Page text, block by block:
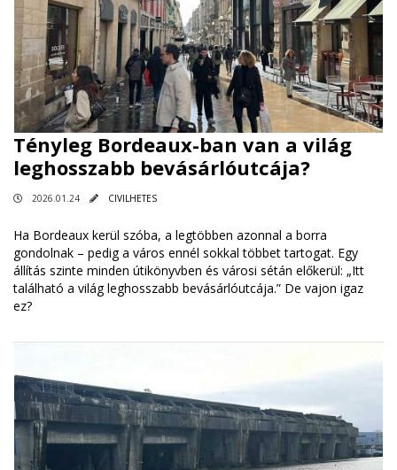
Tényleg Bordeaux-ban van a világ
leghosszabb bevásárlóutcája?
2026.01.24 CIVILHETES
Ha Bordeaux kerül szóba, a legtöbben azonnal a borra
gondolnak – pedig a város ennél sokkal többet tartogat. Egy
állítás szinte minden útikönyvben és városi sétán előkerül: „Itt
található a világ leghosszabb bevásárlóutcája.” De vajon igaz
ez?